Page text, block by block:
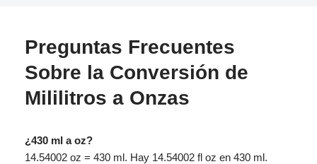
Preguntas Frecuentes
Sobre la Conversión de
Mililitros a Onzas
¿430 ml a oz?
14.54002 oz = 430 ml. Hay 14.54002 fl oz en 430 ml.